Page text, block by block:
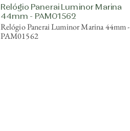
Relógio Panerai Luminor Marina
44mm - PAM01562
Relógio Panerai Luminor Marina 44mm -
PAM01562